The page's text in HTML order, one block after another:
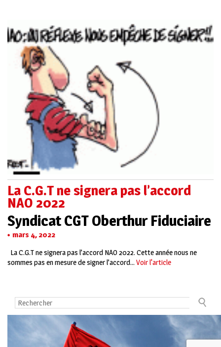
La C.G.T ne signera pas l’accord
NAO 2022
Syndicat CGT Oberthur Fiduciaire
mars 4, 2022
La C.G.T ne signera pas l’accord NAO 2022. Cette année nous ne
sommes pas en mesure de signer l’accord... Voir l'article
Mentions légales
La CGT
Plan du site